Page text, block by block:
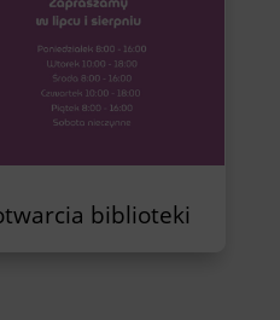
biblioteki